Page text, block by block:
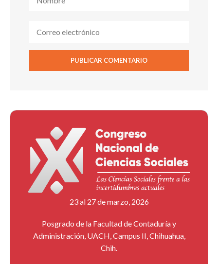
23 al 27 de marzo, 2026
Posgrado de la Facultad de Contaduría y
Administración, UACH, Campus II, Chihuahua,
Chih.